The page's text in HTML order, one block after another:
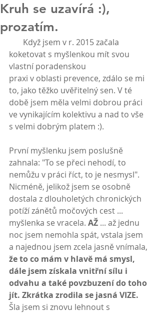
Kruh se uzavírá :),
prozatím.
koketovat s myšlenkou mít svou
vlastní poradenskou
praxi v oblasti prevence, zdálo se mi
to, jako těžko uvěřitelný sen. V té
době jsem měla velmi dobrou práci
ve vynikajícím kolektivu a nad to vše
s velmi dobrým platem :).
První myšlenku jsem poslušně
zahnala: "To se přeci nehodí, to
nemůžu v práci říct, to je nesmysl".
Nicméně, jelikož jsem se osobně
dostala z dlouholetých chronických
potíží zánětů močových cest ...
myšlenka se vracela. AŽ ... až jednu
noc jsem nemohla spát, vstala jsem
a najednou jsem zcela jasně vnímala,
že to co mám v hlavě má smysl,
dále jsem získala vnitřní sílu i
odvahu a také povzbuzení do toho
jít. Zkrátka zrodila se jasná VIZE.
Šla jsem si znovu lehnout s